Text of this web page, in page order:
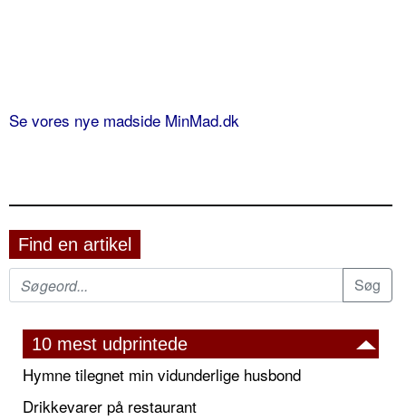
Se vores nye madside MinMad.dk
Find en artikel
10 mest udprintede
Hymne tilegnet min vidunderlige husbond
Drikkevarer på restaurant